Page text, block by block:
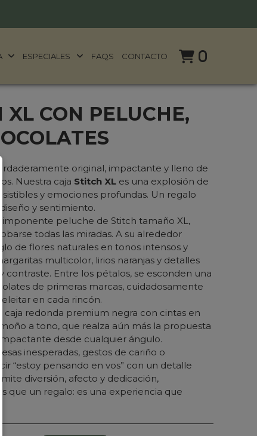
ESPECIALES FAQS CONTACTO 0
XL CON PELUCHE,
original, impactante y lleno de
Nuestra caja Stitch XL es una explosión de
y emociones profundas. Un regalo
y sentimiento.
imponente peluche de Stitch tamaño XL,
todas las miradas. A su alrededor
de flores naturales en tonos intensos y
multicolor, lirios naranjas y detalles
contraste. Entre los pétalos, se esconden una
de primeras marcas, cuidadosamente
en cada rincón.
caja redonda premium negra con cintas en
a tono, que realza aún más la propuesta
desde cualquier ángulo.
inesperadas, gestos de cariño o
“estoy pensando en vos” con un detalle
diversión, afecto y dedicación,
que un regalo: es una experiencia que